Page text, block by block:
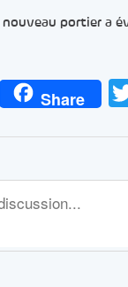
nouveau portier a
Share